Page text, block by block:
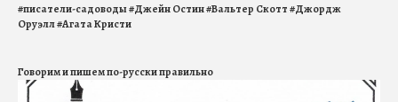
#писатели-садоводы#Джейн Остин#Вальтер Скотт#Джордж
Оруэлл#Агата Кристи
Говорим и пишем по-русски правильно